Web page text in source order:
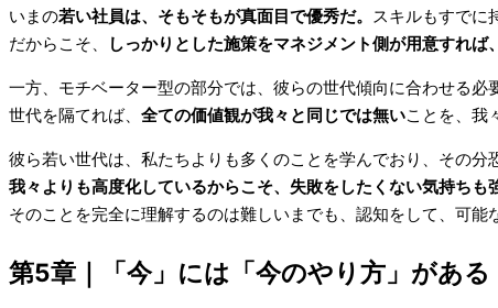
いまの若い社員は、そもそもが真面目で優秀だ。 スキルもすでに
だからこそ、
しっかりとした施策をマネジメント側が用意すれ
一方、モチベーター型の部分では、彼らの世代傾向に合わせる必
世代を隔てれば、 全ての価値観が我々と同じでは無いことを、我
彼ら若い世代は、私たちよりも多くのことを学んでおり、その分
我々よりも高度化しているからこそ、失敗をしたくない気持ちも
そのことを完全に理解するのは難しいまでも、認知をして、可
第5章 「今」には「今のやり方」がある